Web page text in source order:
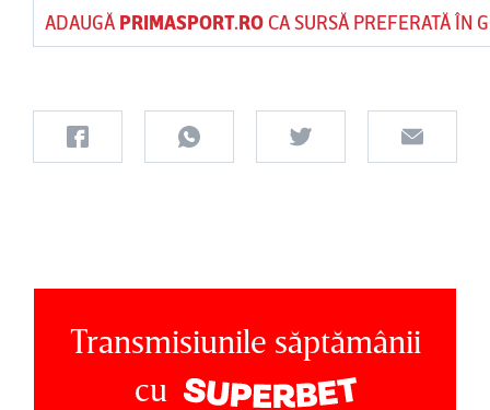
ADAUGĂ PRIMASPORT.ROCA SURSĂ PREFERATĂ ÎN
Transmisiunile săptămânii
cu